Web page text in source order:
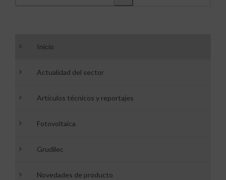
Inicio
Actualidad del sector
Artículos técnicos y reportajes
Fotovoltaica
Grudilec
Novedades de producto